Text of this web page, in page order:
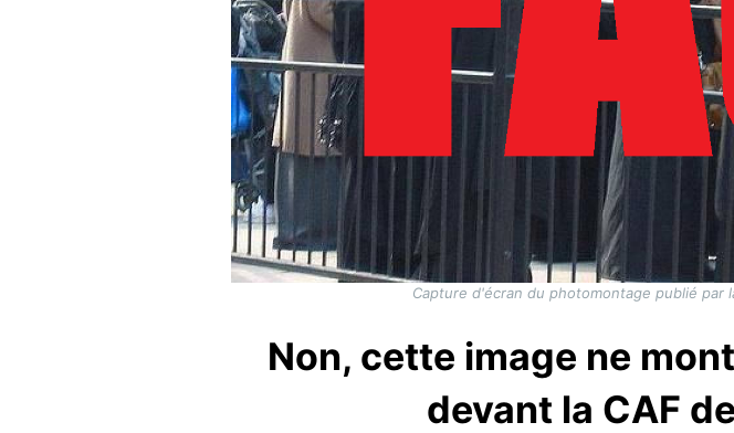
Capture d'écran du photomontage publié par
Non, cette image ne
devant la CAF